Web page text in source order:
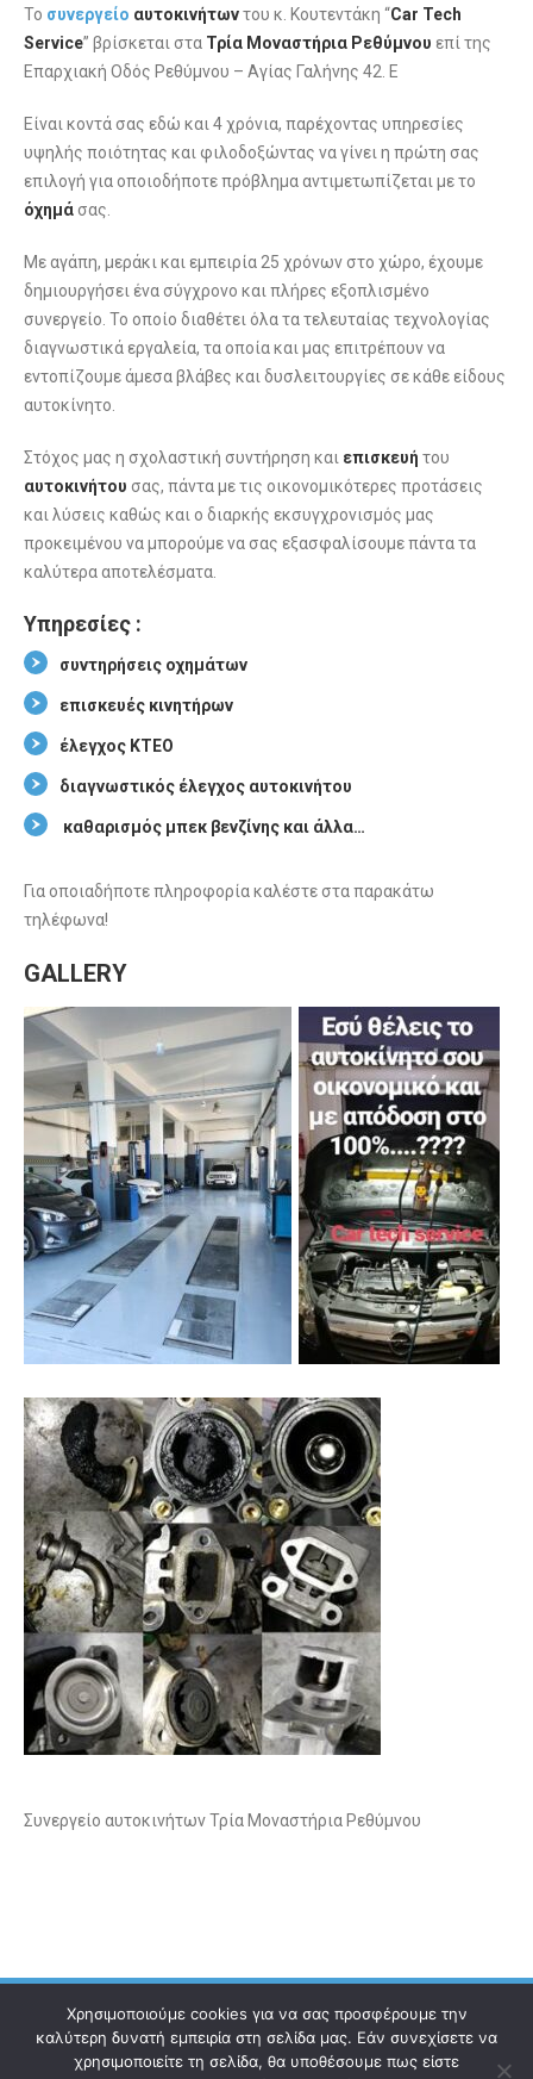
Το συνεργείο αυτοκινήτωντου κ. Κουτεντάκη “Car Tech
Service” βρίσκεται στα Τρία Μοναστήρια Ρεθύμνου επί της
Επαρχιακή Οδός Ρεθύμνου – Αγίας Γαλήνης 42. Ε
Είναι κοντά σας εδώ και 4 χρόνια, παρέχοντας υπηρεσίες
υψηλής ποιότητας και φιλοδοξώντας να γίνει η πρώτη σας
επιλογή για οποιοδήποτε πρόβλημα αντιμετωπίζεται με το
όχημά σας.
Με αγάπη, μεράκι και εμπειρία 25 χρόνων στο χώρο, έχουμε
δημιουργήσει ένα σύγχρονο και πλήρες εξοπλισμένο
συνεργείο. Το οποίο διαθέτει όλα τα τελευταίας τεχνολογίας
διαγνωστικά εργαλεία, τα οποία και μας επιτρέπουν να
εντοπίζουμε άμεσα βλάβες και δυσλειτουργίες σε κάθε είδους
αυτοκίνητο.
Στόχος μας η σχολαστική συντήρηση και επισκευή του
αυτοκινήτου σας, πάντα με τις οικονομικότερες προτάσεις
και λύσεις καθώς και ο διαρκής εκσυγχρονισμός μας
προκειμένου να μπορούμε να σας εξασφαλίσουμε πάντα τα
καλύτερα αποτελέσματα.
Υπηρεσίες :
συντηρήσεις οχημάτων
επισκευές κινητήρων
έλεγχος ΚΤΕΟ
διαγνωστικός έλεγχος αυτοκινήτου
καθαρισμός μπεκ βενζίνης και άλλα…
Για οποιαδήποτε πληροφορία καλέστε στα παρακάτω
τηλέφωνα!
GALLERY
Συνεργείο αυτοκινήτων Τρία Μοναστήρια Ρεθύμνου
Ηλεκτρονικός Οδηγός Επικοινωνία Όροι χρήσης
Χρησιμοποιούμε cookies για να σας προσφέρουμε την
καλύτερη δυνατή εμπειρία στη σελίδα μας. Εάν συνεχίσετε να
χρησιμοποιείτε τη σελίδα, θα υποθέσουμε πως είστε